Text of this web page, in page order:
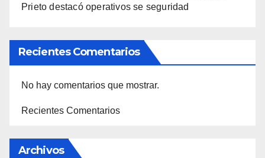
Prieto destacó operativos se seguridad
Recientes Comentarios
No hay comentarios que mostrar.
Recientes Comentarios
Archivos